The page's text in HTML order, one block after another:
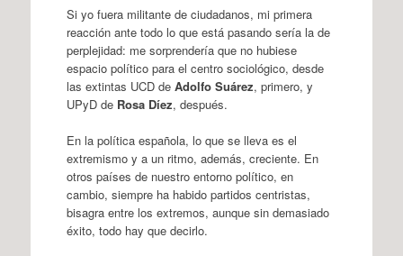
Si yo fuera militante de ciudadanos, mi primera
reacción ante todo lo que está pasando sería la de
perplejidad: me sorprendería que no hubiese
espacio político para el centro sociológico, desde
las extintas UCD de Adolfo Suárez, primero, y
UPyD de Rosa Díez, después.
En la política española, lo que se lleva es el
extremismo y a un ritmo, además, creciente. En
otros países de nuestro entorno político, en
cambio, siempre ha habido partidos centristas,
bisagra entre los extremos, aunque sin demasiado
éxito, todo hay que decirlo.